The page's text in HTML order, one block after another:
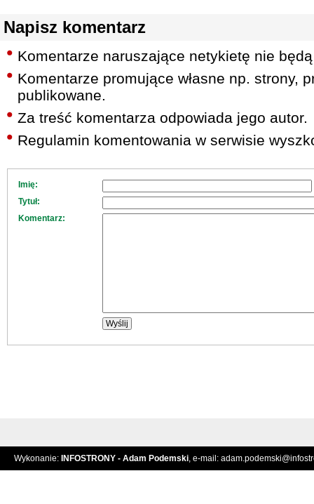
Napisz komentarz
Komentarze naruszające netykietę nie
Komentarze promujące własne np. strony,
publikowane.
Za treść komentarza odpowiada jego autor.
Regulamin komentowania w serwisie
Imię:
Tytuł:
Komentarz:
Wykonanie: INFOSTRONY - Adam Podemski, e-mail: